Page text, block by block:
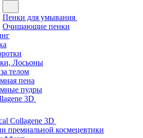
Пенки для умывания
Очищающие пенки
Лосьоны
телом
пена
пудры
3D
Collagene 3D
премиальной космецевтики